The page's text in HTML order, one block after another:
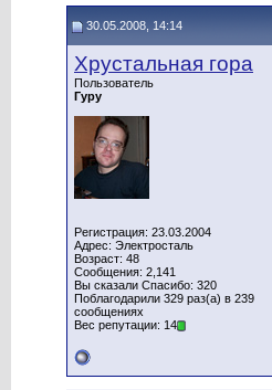
30.05.2008, 14:14
Хрустальная гора
Пользователь
Гуру
Регистрация: 23.03.2004
Адрес: Электросталь
Возраст: 48
Сообщения: 2,141
Вы сказали Спасибо: 320
Поблагодарили 329 раз(а) в 239
сообщениях
Вес репутации: 14